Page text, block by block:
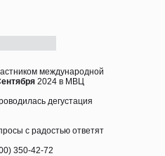
международной
2024 в МВЦ
дегустация
с радостью ответят
350-42-72